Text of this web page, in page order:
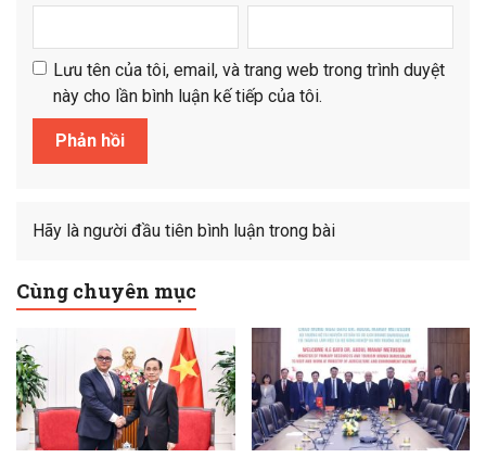
Lưu tên của tôi, email, và trang web trong trình duyệt
này cho lần bình luận kế tiếp của tôi.
Hãy là người đầu tiên bình luận trong bài
Cùng chuyên mục